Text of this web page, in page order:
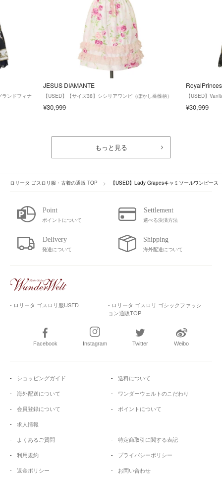
ランドフィナ
JESUS DIAMANTE
【USED】【サイズ38】シシリアワンピ（ぼかし薔薇柄）
¥30,999
【USED】
¥30,999
もっと見る
ロリータ ゴスロリ服・古着の通販 TOP 【USED】Lady Grapesキャミソールワンピース
ポイントについて 選べる決済方法
発送について 海外配送について
- ロリータ ゴスロリ服USED
- ロリータ ゴスロリ ゴシックファッシ
ョン通販TOP
Facebook Instagram Twitter Weibo
ショッピングガイド
送料について
海外配送について
ワンダーウェルトのこだわり
会員登録について
ポイントについて
求人情報
よくあるご質問
特定商取引に関する表記
利用規約
プライバシーポリシー
返金ポリシー
お問い合わせ